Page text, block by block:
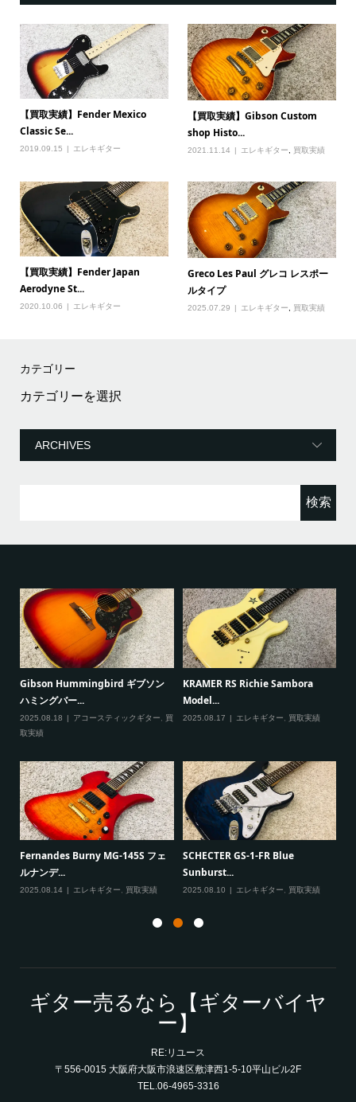
【買取実績】Fender Mexico
Classic Se...
2019.09.15 エレキギター
【買取実績】Gibson Custom
shop Histo...
2021.11.14 エレキギター, 買取実績
【買取実績】Fender Japan
Aerodyne St...
2020.10.06 エレキギター
Greco Les Paul グレコ レスポー
ルタイプ
2025.07.29 エレキギター, 買取実績
カテゴリー
カ
テ
リ
Gibson Hummingbird ギブソン
ハミングバー...
2025.08.18 アコースティックギター
買
取実績
KRAMER RS Richie Sambora
Model...
2025.08.17 エレキギター 買取実績
Fernandes Burny MG-145S フェ
ルナンデ...
2025.08.14 エレキギター, 買取実績
SCHECTER GS-1-FR Blue
Sunburst...
2025.08.10 エレキギター, 買取実績
ギター売るなら【ギターバイヤ
ー】
RE:リユース
〒556-0015 大阪府大阪市浪速区敷津西1-5-10平山ビル2F
TEL.06-4965-3316